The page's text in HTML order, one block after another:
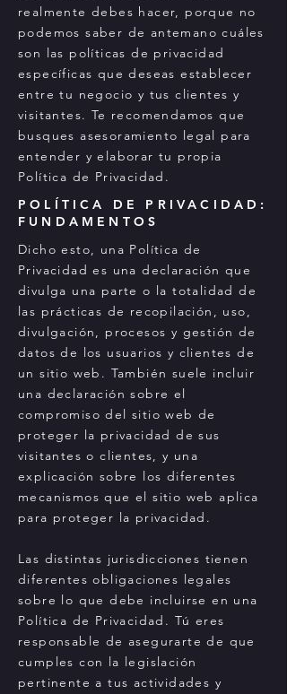
realmente debes hacer, porque no
podemos saber de antemano cuáles
son las políticas de privacidad
específicas que deseas establecer
entre tu negocio y tus clientes y
visitantes. Te recomendamos que
busques asesoramiento legal para
entender y elaborar tu propia
Política de Privacidad.
POLÍTICA DE PRIVACIDAD:
FUNDAMENTOS
Dicho esto, una Política de
Privacidad es una declaración que
divulga una parte o la totalidad de
las prácticas de recopilación, uso,
divulgación, procesos y gestión de
datos de los usuarios y clientes de
un sitio web. También suele incluir
una declaración sobre el
compromiso del sitio web de
proteger la privacidad de sus
visitantes o clientes, y una
explicación sobre los diferentes
mecanismos que el sitio web aplica
para proteger la privacidad.
Las distintas jurisdicciones tienen
diferentes obligaciones legales
sobre lo que debe incluirse en una
Política de Privacidad. Tú eres
responsable de asegurarte de que
cumples con la legislación
pertinente a tus actividades y